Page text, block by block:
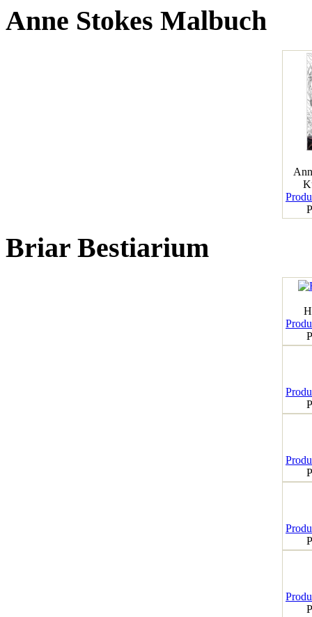
Anne Stokes Malbuch
Briar Bestiarium